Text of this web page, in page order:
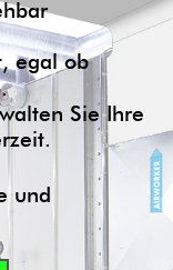
egal ob
Sie Ihre
und